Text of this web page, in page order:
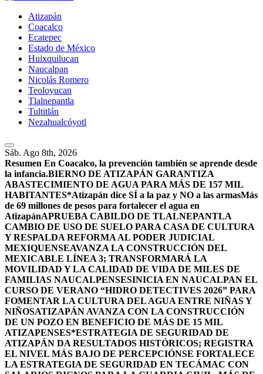
Atizapán
Coacalco
Ecatepec
Estado de México
Huixquilucan
Naucalpan
Nicolás Romero
Teoloyucan
Tlalnepantla
Tultitlán
Nezahualcóyotl
Sáb. Ago 8th, 2026
Resumen En Coacalco, la prevención también se aprende desde
la infancia.BIERNO DE ATIZAPÁN GARANTIZA
ABASTECIMIENTO DE AGUA PARA MÁS DE 157 MIL
HABITANTES*Atizapán dice SÍ a la paz y NO a las armasMás
de 69 millones de pesos para fortalecer el agua en
AtizapánAPRUEBA CABILDO DE TLALNEPANTLA
CAMBIO DE USO DE SUELO PARA CASA DE CULTURA
Y RESPALDA REFORMA AL PODER JUDICIAL
MEXIQUENSEAVANZA LA CONSTRUCCIÓN DEL
MEXICABLE LÍNEA 3; TRANSFORMARÁ LA
MOVILIDAD Y LA CALIDAD DE VIDA DE MILES DE
FAMILIAS NAUCALPENSESINICIA EN NAUCALPAN EL
CURSO DE VERANO “HIDRO DETECTIVES 2026” PARA
FOMENTAR LA CULTURA DEL AGUA ENTRE NIÑAS Y
NIÑOSATIZAPÁN AVANZA CON LA CONSTRUCCIÓN
DE UN POZO EN BENEFICIO DE MÁS DE 15 MIL
ATIZAPENSES*ESTRATEGIA DE SEGURIDAD DE
ATIZAPÁN DA RESULTADOS HISTÓRICOS; REGISTRA
EL NIVEL MÁS BAJO DE PERCEPCIÓNSE FORTALECE
LA ESTRATEGIA DE SEGURIDAD EN TECÁMAC CON